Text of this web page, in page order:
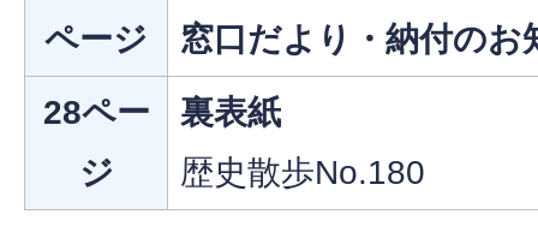
ページ
窓口だより・納付のお
28ペー
ジ
裏表紙
歴史散歩No.180